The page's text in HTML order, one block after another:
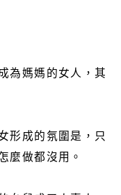
為媽媽的女人，其
形成的氛圍是，只
麼做都沒用。